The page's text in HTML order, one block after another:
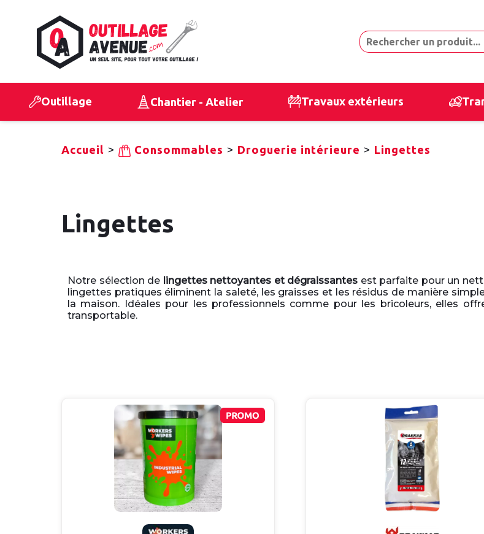
Outillage Chantier - Atelier Travaux extérieurs
Accueil > Consommables > Droguerie intérieure > Lingettes
Lingettes
Notre sélection de lingettes nettoyantes et dégraissantes est parfaite pour un
lingettes pratiques éliminent la saleté, les graisses et les résidus de manière
la maison. Idéales pour les professionnels comme pour les bricoleurs, elles
transportable.